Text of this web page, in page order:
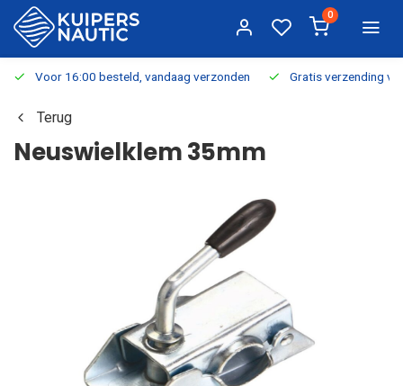
0
Voor 16:00 besteld, vandaag verzonden Gratis verzending
Terug
Neuswielklem 35mm